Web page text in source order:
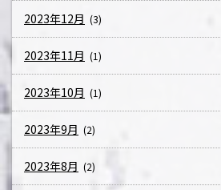
2023年12月 (3)
2023年11月 (1)
2023年10月 (1)
2023年9月 (2)
2023年8月 (2)